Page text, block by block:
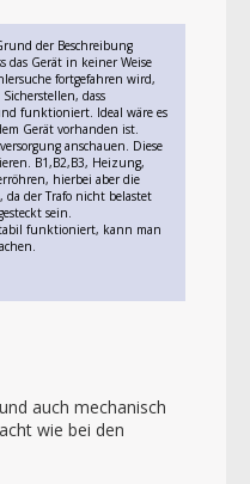
der Beschreibung
das Gerät in keiner Weise
fortgefahren wird,
dass
funktioniert. Ideal wäre es
Gerät vorhanden ist.
anschauen. Diese
B1,B2,B3, Heizung,
hierbei aber die
der Trafo nicht belastet
sein.
funktioniert, kann man
auch mechanisch
wie bei den